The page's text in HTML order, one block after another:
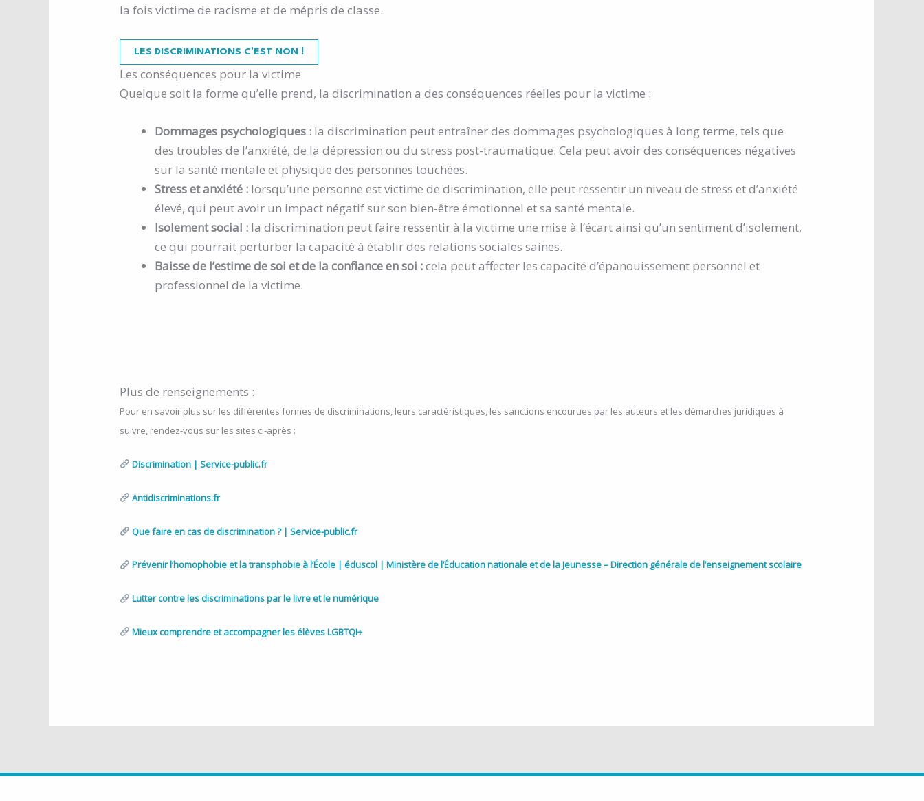
la fois victime de racisme et de mépris de classe.
LES DISCRIMINATIONS C’EST NON !
Les conséquences pour la victime
Quelque soit la forme qu’elle prend, la discrimination a des conséquences réelles pour la victime :
Dommages psychologiques : la discrimination peut entraîner des dommages psychologiques à long terme, tels que
des troubles de l’anxiété, de la dépression ou du stress post-traumatique. Cela peut avoir des conséquences négatives
sur la santé mentale et physique des personnes touchées.
Stress et anxiété : lorsqu’une personne est victime de discrimination, elle peut ressentir un niveau de stress et d’anxiété
élevé, qui peut avoir un impact négatif sur son bien-être émotionnel et sa santé mentale.
Isolement social : la discrimination peut faire ressentir à la victime une mise à l’écart ainsi qu’un sentiment d’isolement,
ce qui pourrait perturber la capacité à établir des relations sociales saines.
Baisse de l’estime de soi et de la confiance en soi :cela peut affecter les capacité d’épanouissement personnel et
professionnel de la victime.
Plus de renseignements :
Pour en savoir plus sur les différentes formes de discriminations, leurs caractéristiques, les sanctions encourues par les auteurs et les démarches juridiques à
suivre, rendez-vous sur les sites ci-après :
Discrimination | Service-public.fr
Antidiscriminations.fr
Que faire en cas de discrimination ? | Service-public.fr
Prévenir l’homophobie et la transphobie à l’École | éduscol | Ministère de l’Éducation nationale et de la Jeunesse – Direction générale de l’enseignement scolaire
Lutter contre les discriminations par le livre et le numérique
Mieux comprendre et accompagner les élèves LGBTQI+